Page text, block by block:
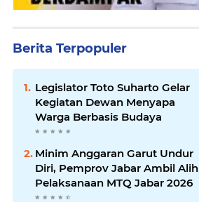
Berita Terpopuler
Legislator Toto Suharto Gelar
Kegiatan Dewan Menyapa
Warga Berbasis Budaya
Minim Anggaran Garut Undur
Diri, Pemprov Jabar Ambil Alih
Pelaksanaan MTQ Jabar 2026